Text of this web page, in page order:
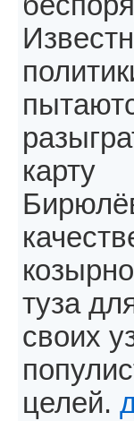
карту
туза
своих
целей.